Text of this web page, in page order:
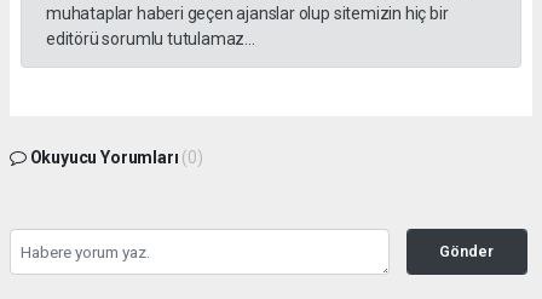
muhataplar haberi geçen ajanslar olup sitemizin hiç bir
editörü sorumlu tutulamaz...
Okuyucu Yorumları (0)
Gönder